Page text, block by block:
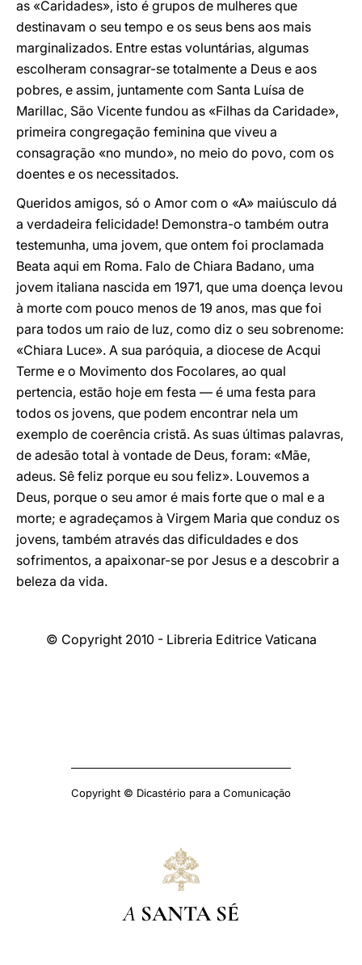
as «Caridades», isto é grupos de mulheres que
destinavam o seu tempo e os seus bens aos mais
marginalizados. Entre estas voluntárias, algumas
escolheram consagrar-se totalmente a Deus e aos
pobres, e assim, juntamente com Santa Luísa de
Marillac, São Vicente fundou as «Filhas da Caridade»,
primeira congregação feminina que viveu a
consagração «no mundo», no meio do povo, com os
doentes e os necessitados.
Queridos amigos, só o Amor com o «A» maiúsculo dá
a verdadeira felicidade! Demonstra-o também outra
testemunha, uma jovem, que ontem foi proclamada
Beata aqui em Roma. Falo de Chiara Badano, uma
jovem italiana nascida em 1971, que uma doença levou
à morte com pouco menos de 19 anos, mas que foi
para todos um raio de luz, como diz o seu sobrenome:
«Chiara Luce». A sua paróquia, a diocese de Acqui
Terme e o Movimento dos Focolares, ao qual
pertencia, estão hoje em festa — é uma festa para
todos os jovens, que podem encontrar nela um
exemplo de coerência cristã. As suas últimas palavras,
de adesão total à vontade de Deus, foram: «Mãe,
adeus. Sê feliz porque eu sou feliz». Louvemos a
Deus, porque o seu amor é mais forte que o mal e a
morte; e agradeçamos à Virgem Maria que conduz os
jovens, também através das dificuldades e dos
sofrimentos, a apaixonar-se por Jesus e a descobrir a
beleza da vida.
© Copyright 2010 - Libreria Editrice Vaticana
Copyright © Dicastério para a Comunicação
A SANTA SÉ